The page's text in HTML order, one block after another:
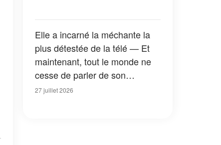
Elle a incarné la méchante la
plus détestée de la télé — Et
maintenant, tout le monde ne
cesse de parler de son
apparition dans la nouvelle
27 juillet 2026